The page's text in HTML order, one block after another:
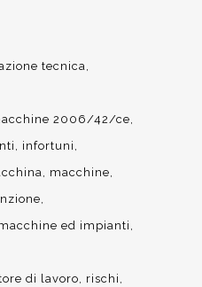
tecnica
2006/42/ce
infortuni
macchine
ed impianti
di lavoro
rischi